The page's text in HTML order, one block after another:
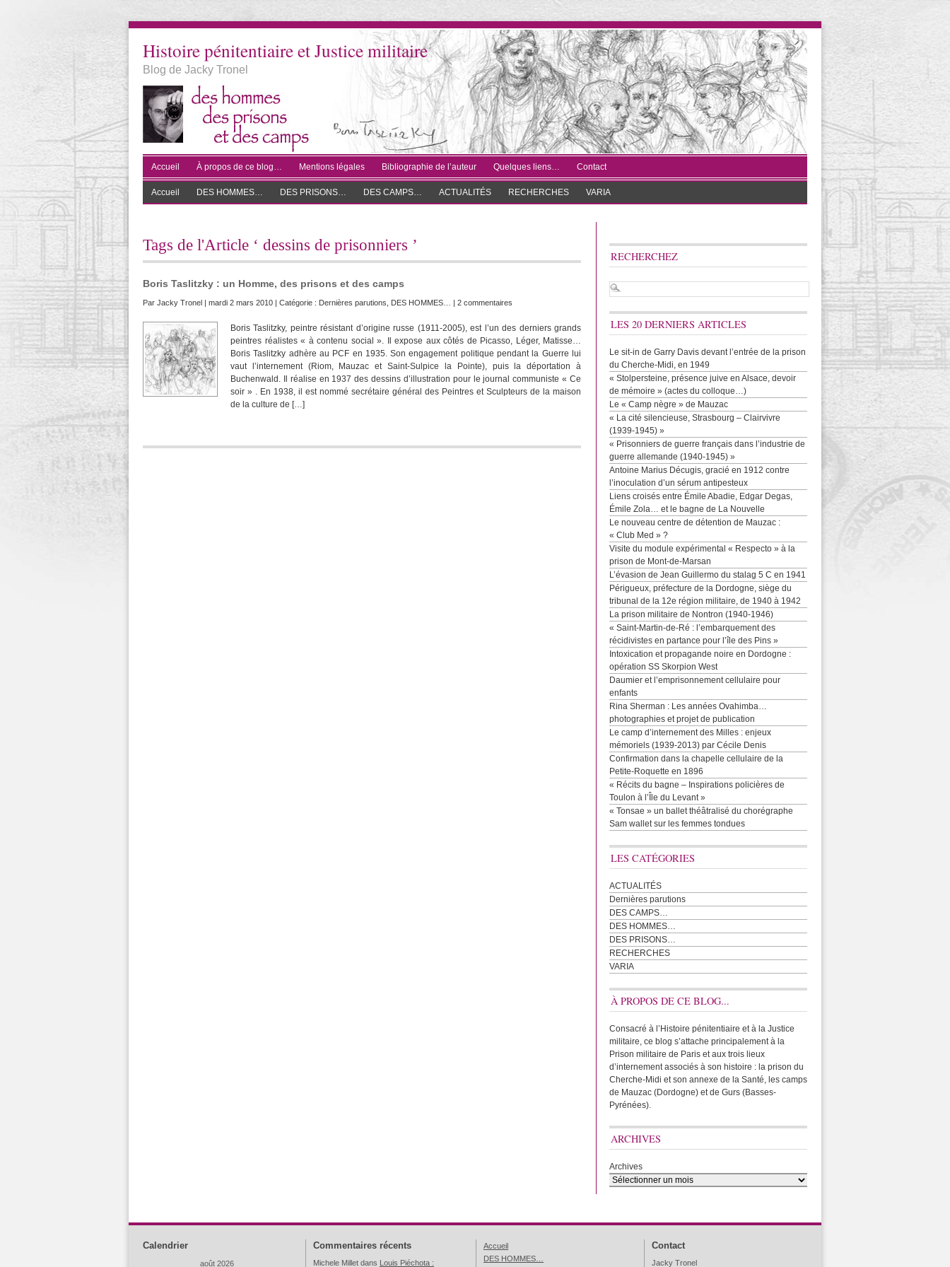
Histoire pénitentiaire et Justice militaire
Blog de Jacky Tronel
Accueil À propos de ce blog… Mentions légales Bibliographie de l’auteur Quelques liens… Contact
Accueil DES HOMMES… DES PRISONS… DES CAMPS… ACTUALITÉS RECHERCHES VARIA
Tags de l'Article ‘ dessins de prisonniers ’
Boris Taslitzky : un Homme, des prisons et des camps
Par Jacky Tronel | mardi 2 mars 2010 | Catégorie : Dernières parutions DES HOMMES… | 2 commentaires
Boris Taslitzky, peintre résistant d’origine russe (1911-2005), est l’un des derniers grands
peintres réalistes « à contenu social ». Il expose aux côtés de Picasso, Léger, Matisse…
Boris Taslitzky adhère au PCF en 1935. Son engagement politique pendant la Guerre lui
vaut l’internement (Riom, Mauzac et Saint-Sulpice la Pointe), puis la déportation à
Buchenwald. Il réalise en 1937 des dessins d’illustration pour le journal communiste « Ce
soir » . En 1938, il est nommé secrétaire général des Peintres et Sculpteurs de la maison
de la culture de […]
RECHERCHEZ
LES 20 DERNIERS ARTICLES
Le sit-in de Garry Davis devant l’entrée de la prison
du Cherche-Midi, en 1949
« Stolpersteine, présence juive en Alsace, devoir
de mémoire » (actes du colloque…)
Le « Camp nègre » de Mauzac
« La cité silencieuse, Strasbourg – Clairvivre
(1939-1945) »
« Prisonniers de guerre français dans l’industrie de
guerre allemande (1940-1945) »
Antoine Marius Décugis, gracié en 1912 contre
l’inoculation d’un sérum antipesteux
Liens croisés entre Émile Abadie, Edgar Degas,
Émile Zola… et le bagne de La Nouvelle
Le nouveau centre de détention de Mauzac :
« Club Med » ?
Visite du module expérimental « Respecto » à la
prison de Mont-de-Marsan
L’évasion de Jean Guillermo du stalag 5 C en 1941
Périgueux, préfecture de la Dordogne, siège du
tribunal de la 12e région militaire, de 1940 à 1942
La prison militaire de Nontron (1940-1946)
« Saint-Martin-de-Ré : l’embarquement des
récidivistes en partance pour l’île des Pins »
Intoxication et propagande noire en Dordogne :
opération SS Skorpion West
Daumier et l’emprisonnement cellulaire pour
enfants
Rina Sherman : Les années Ovahimba…
photographies et projet de publication
Le camp d’internement des Milles : enjeux
mémoriels (1939-2013) par Cécile Denis
Confirmation dans la chapelle cellulaire de la
Petite-Roquette en 1896
« Récits du bagne – Inspirations policières de
Toulon à l’Île du Levant »
« Tonsae » un ballet théâtralisé du chorégraphe
Sam wallet sur les femmes tondues
LES CATÉGORIES
ACTUALITÉS
Dernières parutions
DES CAMPS…
DES HOMMES…
DES PRISONS…
RECHERCHES
VARIA
À PROPOS DE CE BLOG...
Consacré à l’Histoire pénitentiaire et à la Justice
militaire, ce blog s’attache principalement à la
Prison militaire de Paris et aux trois lieux
d’internement associés à son histoire : la prison du
Cherche-Midi et son annexe de la Santé, les camps
de Mauzac (Dordogne) et de Gurs (Basses-
Pyrénées).
ARCHIVES
Archives
Calendrier
août 2026
Commentaires récents
Michele Millet dans Louis Piéchota :
Accueil
DES HOMMES…
Contact
Jacky Tronel